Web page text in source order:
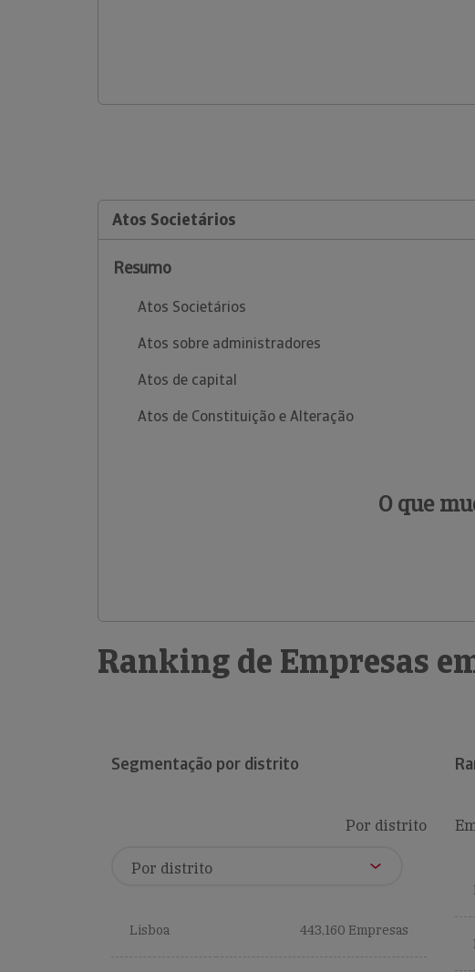
Atos Societários
Resumo
Atos Societários
Atos sobre administradores
Atos de capital
Atos de Constituição e Alteração
O que
Ranking de Empresas
Segmentação por distrito
Por distrito
Lisboa 443,160 Empresas